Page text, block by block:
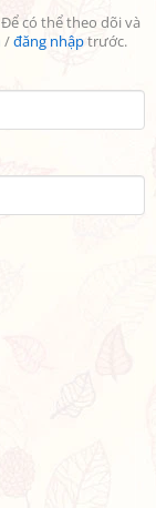
có thể theo dõi và
/đăng nhậptrước.